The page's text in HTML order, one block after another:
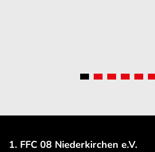
1. FFC 08 Niederkirchen e.V.